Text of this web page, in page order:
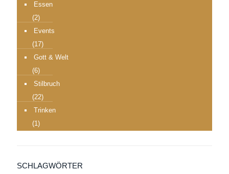
Essen
(2)
Events
(17)
Gott & Welt
(6)
Stilbruch
(22)
Trinken
(1)
SCHLAGWÖRTER